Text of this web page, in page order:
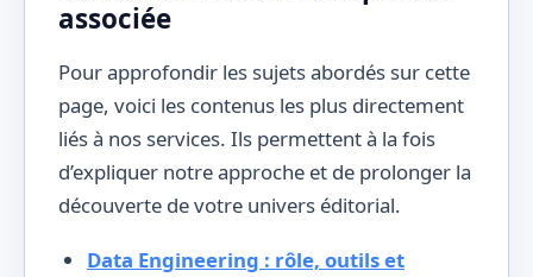
associée
Pour approfondir les sujets abordés sur cette
page, voici les contenus les plus directement
liés à nos services. Ils permettent à la fois
d’expliquer notre approche et de prolonger la
découverte de votre univers éditorial.
Data Engineering : rôle, outils et